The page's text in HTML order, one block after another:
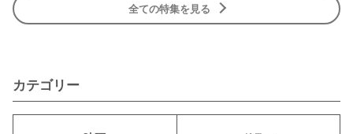
全ての特集を見る
カテゴリー